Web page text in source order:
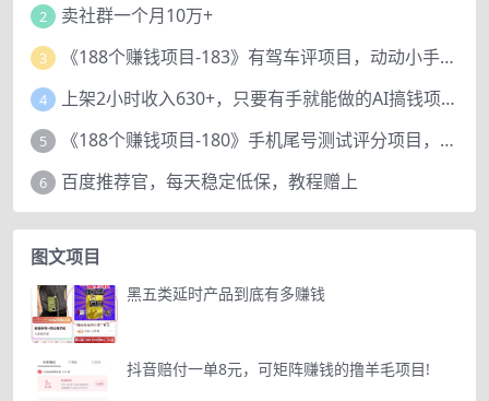
2 卖社群一个月10万+
3 《188个赚钱项目-183》有驾车评项目，动动小手，复制粘贴赚44元！
4 上架2小时收入630+，只要有手就能做的AI搞钱项目，奶奶看完都能学会!
5 《188个赚钱项目-180》手机尾号测试评分项目，短视频直播日赚200+
6 百度推荐官，每天稳定低保，教程赠上
图文项目
黑五类延时产品到底有多赚钱
抖音赔付一单8元，可矩阵赚钱的撸羊毛项目!